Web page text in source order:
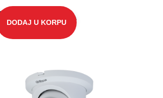
DODAJ U KORPU